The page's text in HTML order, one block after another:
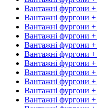
Вантажні фургони
Вантажні фургони
Вантажні фургони +
Вантажні фургони
Вантажні фургони
Вантажні фургони
Вантажні фургони
Вантажні фургони +
Вантажні фургони
Вантажні фургони +
Вантажні фургони